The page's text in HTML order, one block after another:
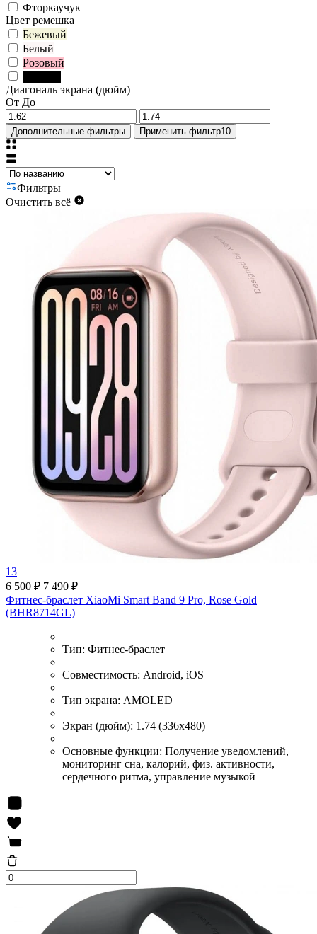
Фторкаучук
Цвет ремешка
Бежевый
Белый
Розовый
Диагональ экрана (дюйм)
От До
Дополнительные фильтры Применить фильтр10
Фильтры
Очистить всё
13
6 500 ₽ 7 490 ₽
Фитнес-браслет XiaoMi Smart Band 9 Pro, Rose Gold
(BHR8714GL)
Тип: Фитнес-браслет
Совместимость: Android, iOS
Тип экрана: AMOLED
Экран (дюйм): 1.74 (336x480)
Основные функции: Получение уведомлений,
мониторинг сна, калорий, физ. активности,
сердечного ритма, управление музыкой